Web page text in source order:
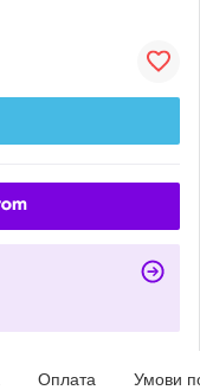
Оплата Умови